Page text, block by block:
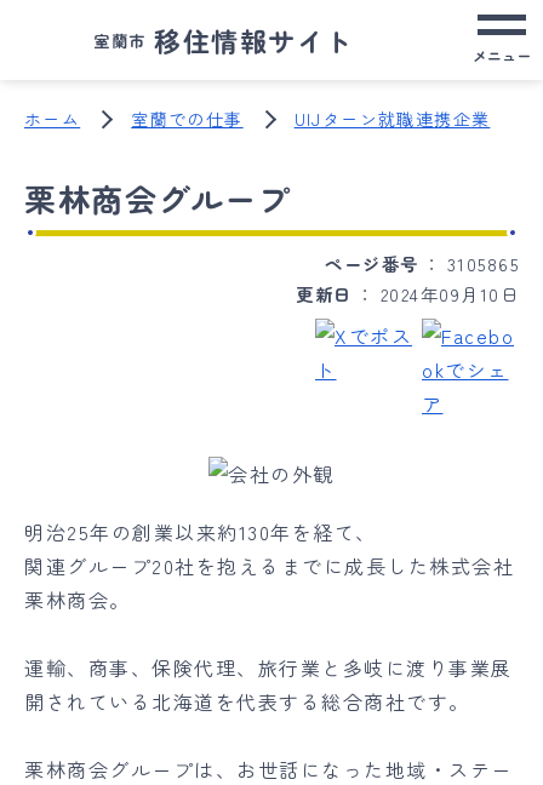
室蘭市 移住情報サイト メニュー
ホーム 室蘭での仕事 UIJターン就職連携企業
栗林商会グループ
ページ番号
3105865
更新日
2024年09月10日
明治25年の創業以来約130年を経て、
関連グループ20社を抱えるまでに成長した株式会社
栗林商会。
運輸、商事、保険代理、旅行業と多岐に渡り事業展
開されている北海道を代表する総合商社です。
栗林商会グループは、お世話になった地域・ステー